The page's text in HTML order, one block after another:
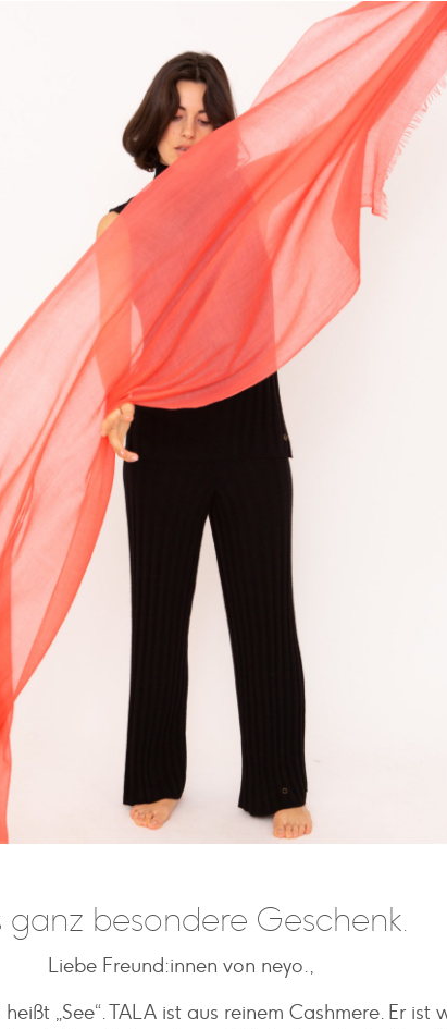
ganz besondere Geschenk.
Liebe Freund:innen von neyo.,
„See“. TALA ist aus reinem Cashmere. Er ist